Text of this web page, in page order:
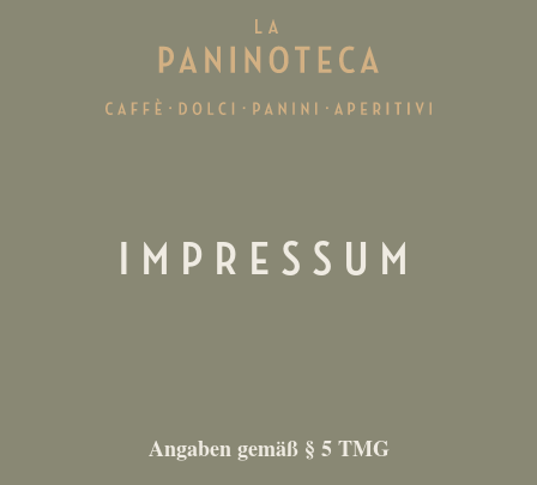
IMPRESSUM
Angaben gemäß § 5 TMG